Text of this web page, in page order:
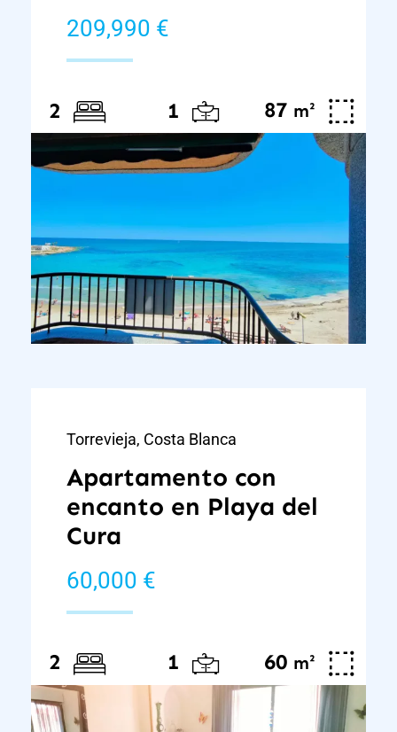
209,990 €
2 1 87 m²
Torrevieja, Costa Blanca
Apartamento con
encanto en Playa del
Cura
60,000 €
2 1 60 m²